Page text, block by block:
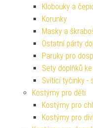
Klobouky a
Korunky
Masky a
Ostatní párty
Paruky pro
Sety doplňků
Svítící tyčinky -
Kostýmy pro děti
Kostýmy pro
Kostýmy pro